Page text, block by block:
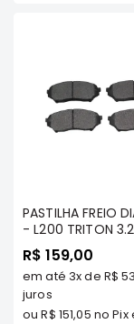
e
PASTILHA FREIO
- L200 TRITON
TDS/ DAKAR TDS/
2.4 FLEX/ TRITON
DIESEL 2016 A
FRASLE - PD/771
R$ 159,00
em até 3xde R$
juros
ouR$ 151,05 no Pix